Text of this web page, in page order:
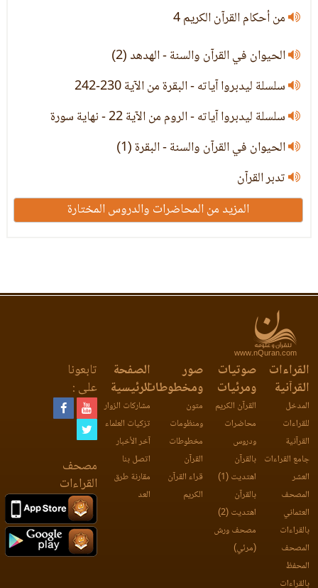
من أحكام القرآن الكريم 4
الحيوان في القرآن والسنة - الهدهد (2)
سلسلة ليدبروا آياته - البقرة من الآية 230-242
سلسلة ليدبروا آياته - الروم من الآية 22 - نهاية سورة
الحيوان في القرآن والسنة - البقرة (1)
تدبر القرآن
المزيد من المحاضرات والدروس المختارة
www.nQuran.com
القراءات
القرآنية
المدخل
للقراءات
القرآنية
جامع القراءات
العشر
المصحف
العثماني
بالقراءات
المصحف
المحفظ
بالقراءات
صوتيات
ومرئيات
القرآن الكريم
محاضرات
ودروس
بالقرآن
اهتديت (1)
بالقرآن
اهتديت (2)
مصحف ورش
(مرئي)
صور
ومخطوطات
متون
ومنظومات
مخطوطات
القرآن
قراء القرآن
الكريم
الصفحة
الرئيسية
مشاركات الزوار
تزكيات العلماء
آخر الأخبار
اتصل بنا
مقارنة طرق
العد
تابعونا
على :
مصحف
القراءات